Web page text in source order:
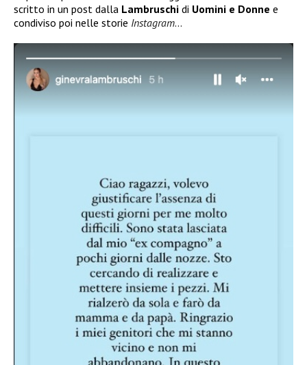
scritto in un post dalla Lambruschi di Uomini e Donne e
condiviso poi nelle storie Instagram…